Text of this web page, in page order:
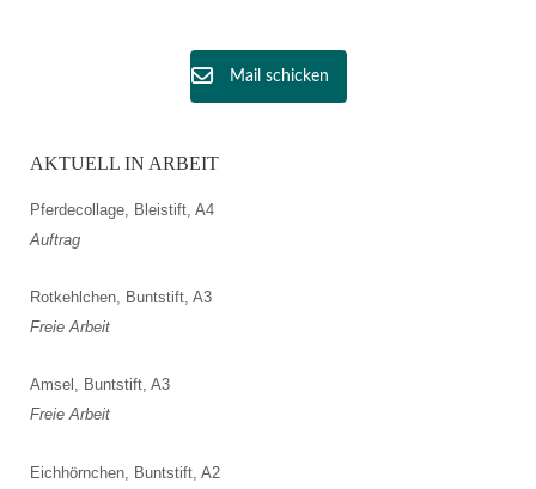
Mail schicken
AKTUELL IN ARBEIT
Pferdecollage, Bleistift, A4
Auftrag
Rotkehlchen, Buntstift, A3
Freie Arbeit
Amsel, Buntstift, A3
Freie Arbeit
Eichhörnchen, Buntstift, A2